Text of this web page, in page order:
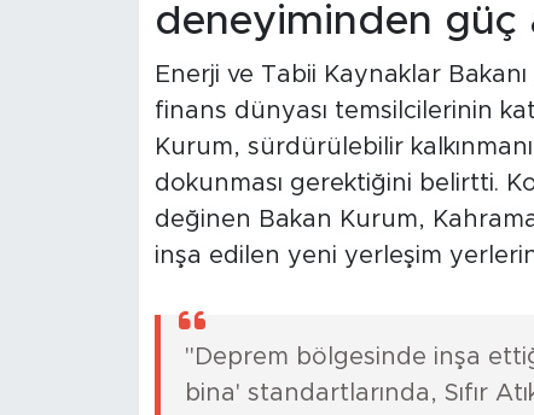
deneyiminden güç
Enerji ve Tabii Kaynaklar
finans dünyası temsilcilerinin
Kurum, sürdürülebilir
dokunması gerektiğini belirtti.
değinen Bakan Kurum,
inşa edilen yeni yerleşim
"Deprem bölgesinde inşa
bina' standartlarında, Sıfır